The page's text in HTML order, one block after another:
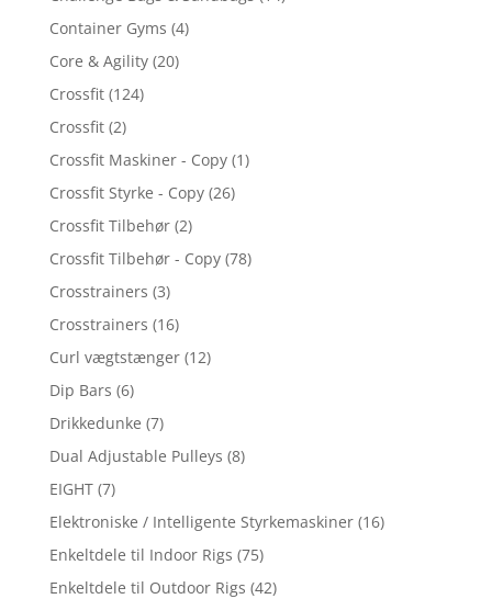
Container Gyms (4)
Core & Agility (20)
Crossfit (124)
Crossfit (2)
Crossfit Maskiner - Copy (1)
Crossfit Styrke - Copy (26)
Crossfit Tilbehør (2)
Crossfit Tilbehør - Copy (78)
Crosstrainers (3)
Crosstrainers (16)
Curl vægtstænger (12)
Dip Bars (6)
Drikkedunke (7)
Dual Adjustable Pulleys (8)
EIGHT (7)
Elektroniske / Intelligente Styrkemaskiner (16)
Enkeltdele til Indoor Rigs (75)
Enkeltdele til Outdoor Rigs (42)